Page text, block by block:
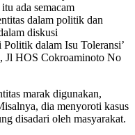
ada semacam
dalam politik dan
diskusi
dalam Isu Toleransi’
Jl HOS Cokroaminoto No
marak digunakan,
dia menyoroti kasus
disadari oleh masyarakat.